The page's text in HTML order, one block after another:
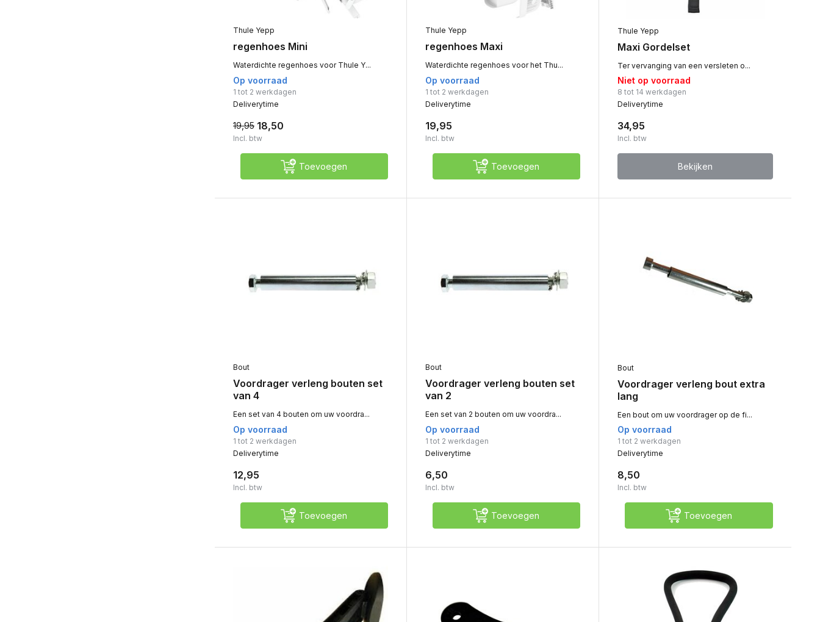
Thule Yepp
regenhoes Mini
Waterdichte regenhoes voor Thule Y...
Op voorraad
1 tot 2 werkdagen
Deliverytime
19,95 18,50
Incl. btw
Toevoegen
Thule Yepp
regenhoes Maxi
Waterdichte regenhoes voor het Thu...
Op voorraad
1 tot 2 werkdagen
Deliverytime
19,95
Incl. btw
Toevoegen
Thule Yepp
Maxi Gordelset
Ter vervanging van een versleten o...
Niet op voorraad
8 tot 14 werkdagen
Deliverytime
34,95
Incl. btw
Bekijken
Bout
Voordrager verleng bouten set
van 4
Een set van 4 bouten om uw voordra...
Op voorraad
1 tot 2 werkdagen
Deliverytime
12,95
Incl. btw
Toevoegen
Bout
Voordrager verleng bouten set
van 2
Een set van 2 bouten om uw voordra...
Op voorraad
1 tot 2 werkdagen
Deliverytime
6,50
Incl. btw
Toevoegen
Bout
Voordrager verleng bout extra
lang
Een bout om uw voordrager op de fi...
Op voorraad
1 tot 2 werkdagen
Deliverytime
8,50
Incl. btw
Toevoegen